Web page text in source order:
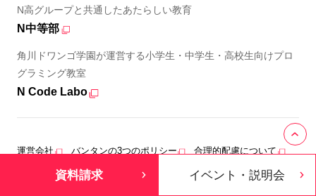
N高グループと共通したあたらしい教育
N中等部
角川ドワンゴ学園が運営する小学生・中学生・高校生向けプロ
グラミング教室
N Code Labo
運営会社 バンタンの3つのポリシー 合理的配慮について
プライバシーポリシー サイトマップ
資料請求 イベント・説明会